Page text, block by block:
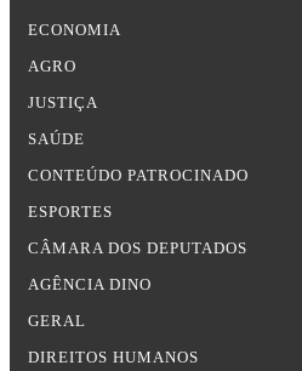
ECONOMIA
AGRO
JUSTIÇA
SAÚDE
CONTEÚDO PATROCINADO
ESPORTES
CÂMARA DOS DEPUTADOS
AGÊNCIA DINO
GERAL
DIREITOS HUMANOS